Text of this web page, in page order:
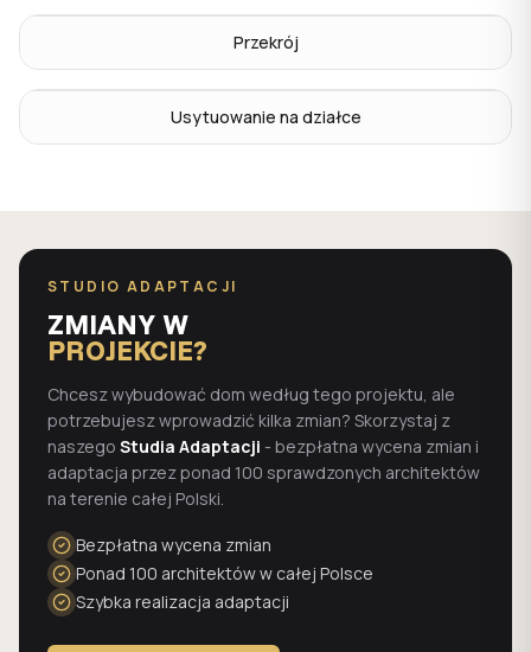
Przekrój
Usytuowanie na działce
STUDIO ADAPTACJI
ZMIANY W
PROJEKCIE?
Chcesz wybudować dom według tego projektu, ale
potrzebujesz wprowadzić kilka zmian? Skorzystaj z
naszego Studia Adaptacji - bezpłatna wycena zmian i
adaptacja przez ponad 100 sprawdzonych architektów
na terenie całej Polski.
Bezpłatna wycena zmian
Ponad 100 architektów w całej Polsce
Szybka realizacja adaptacji